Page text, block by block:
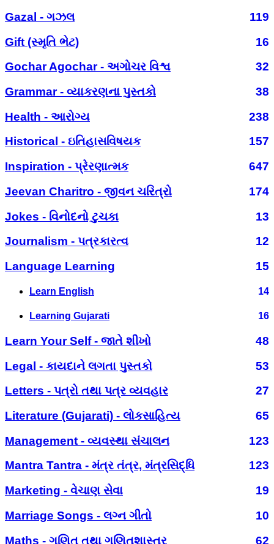
Gazal - ગઝલ
119
Gift (સ્મૃતિ ભેટ)
16
Gochar Agochar - અગોચર વિશ્વ
32
Grammar - વ્યાકરણના પુસ્તકો
38
Health - આરોગ્ય
238
Historical - ઇતિહાસવિષયક
157
Inspiration - પ્રેરણાત્મક
647
Jeevan Charitro - જીવન ચરિત્રો
174
Jokes - વિનોદનો ટુચકા
13
Journalism - પત્રકારત્વ
12
Language Learning
15
Learn English 14
Learning Gujarati 16
Learn Your Self - જાતે શીખો
48
Legal - કાયદાને લગતા પુસ્તકો
53
Letters - પત્રો તથા પત્ર વ્યવહાર
27
Literature (Gujarati) - લોકસાહિત્ય
65
Management - વ્યવસ્થા સંચાલન
123
Mantra Tantra - મંત્ર તંત્ર, મંત્રસિદ્ધિ
123
Marketing - વેચાણ સેવા
19
Marriage Songs - લગ્ન ગીતો
10
Maths - ગણિત તથા ગણિતશાસ્ત્ર
62